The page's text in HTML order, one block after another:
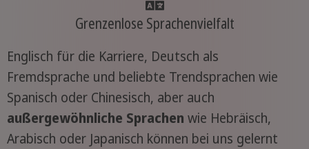
Grenzenlose Sprachenvielfalt
Englisch für die Karriere, Deutsch als
Fremdsprache und beliebte Trendsprachen wie
Spanisch oder Chinesisch, aber auch
außergewöhnliche Sprachen wie Hebräisch,
Arabisch oder Japanisch können bei uns gelernt